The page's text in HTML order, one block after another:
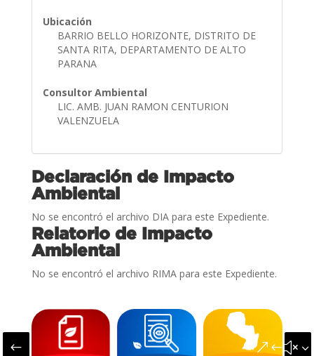
Ubicación
BARRIO BELLO HORIZONTE, DISTRITO DE
SANTA RITA, DEPARTAMENTO DE ALTO
PARANA
Consultor Ambiental
LIC. AMB. JUAN RAMON CENTURION
VALENZUELA
Declaración de Impacto
Ambiental
No se encontró el archivo DIA para este Expediente.
Relatorio de Impacto
Ambiental
No se encontró el archivo RIMA para este Expediente.
#